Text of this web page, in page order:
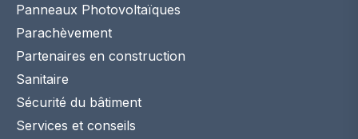
Panneaux Photovoltaïques
Parachèvement
Partenaires en construction
Sanitaire
Sécurité du bâtiment
Services et conseils